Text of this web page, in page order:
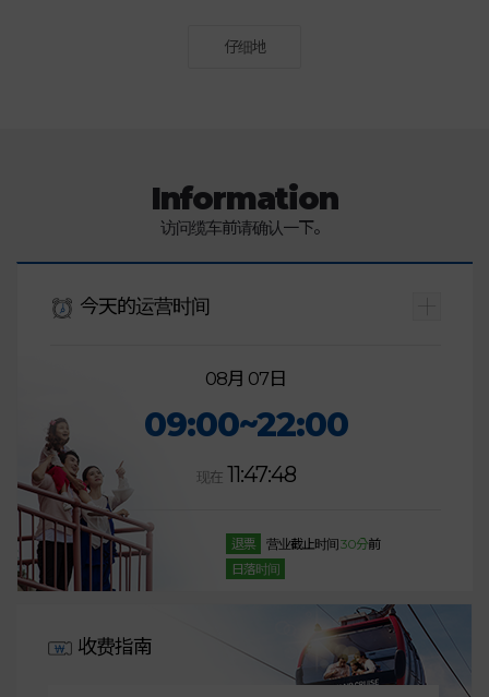
仔细地
Information
访问缆车前请确认一下。
今天的运营时间
08月 07日
09:00~22:00
现在11:47:48
退票 营业截止时间30分前
日落时间
收费指南